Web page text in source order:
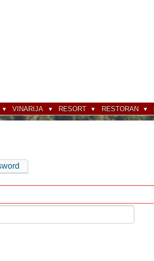
VINARIJA RESORT RESTORAN